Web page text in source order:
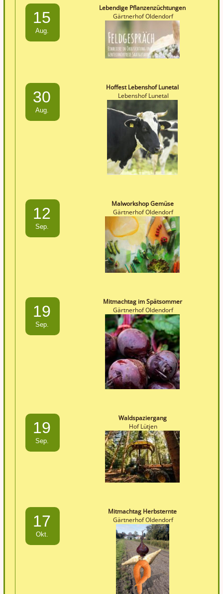
15
Aug.
Lebendige Pflanzenzüchtungen
Gärtnerhof Oldendorf
30
Aug.
Hoffest Lebenshof Lunetal
Lebenshof Lunetal
12
Sep.
Malworkshop Gemüse
Gärtnerhof Oldendorf
19
Sep.
Mitmachtag im Spätsommer
Gärtnerhof Oldendorf
19
Sep.
Waldspaziergang
Hof Lütjen
17
Okt.
Mitmachtag Herbsternte
Gärtnerhof Oldendorf